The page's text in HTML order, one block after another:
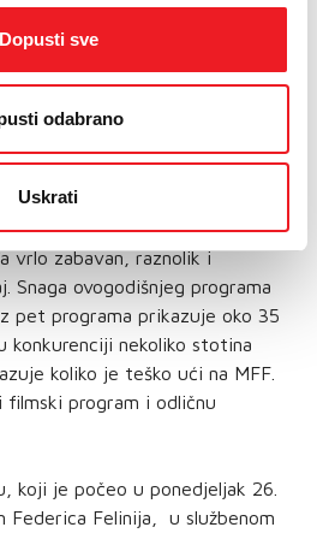
Dopusti sve
odabrano
Uskrati
medija također se obratio i
festivala, ‘’Ovogodišnji MFF
a zavšit ćemo ga s
komedije "Kauboji". Ovo
smo i ove godine šaroliki i da se
vrlo zabavan, raznolik i
Snaga ovogodišnjeg programa
pet programa prikazuje oko 35
konkurenciji nekoliko stotina
koliko je teško ući na MFF.
program i odličnu
koji je počeo u ponedjeljak 26.
Federica Felinija, u službenom